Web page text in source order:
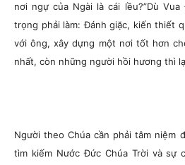
nơi ngự của Ngài là cái lều?”Dù
trọng phải làm: Đánh giặc, kiến thiết
với ông, xây dựng một nơi tốt hơn
nhất, còn những người hồi hương thì
Người theo Chúa cần phải tâm niệm
tìm kiếm Nước Đức Chúa Trời và sự